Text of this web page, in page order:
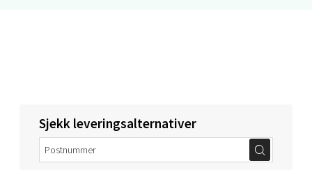
Sjekk leveringsalternativer
Langelandsvegen 25, 6010 Ålesund
Åpent i dag 10-20
0 i butikk